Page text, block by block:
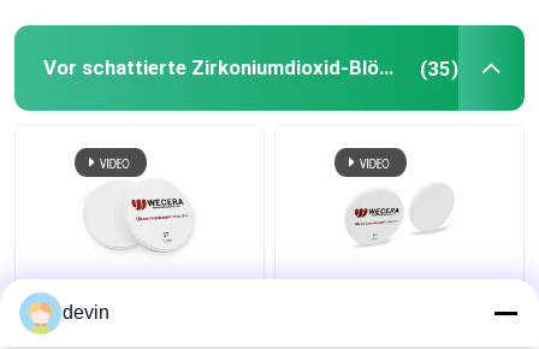
Vor schattierte Zirkoniumdioxid-Blöcke (35)
A3.5 D98*18mm St.
schattierte vor
Vor schattiertes CAD-
devin